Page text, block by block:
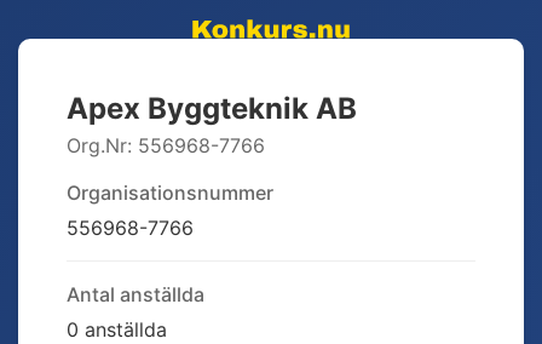
Apex Byggteknik AB
Org.Nr: 556968-7766
Organisationsnummer
556968-7766
Antal anställda
0 anställda